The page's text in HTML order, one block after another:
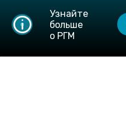
Узнайте
больше
о РГМ